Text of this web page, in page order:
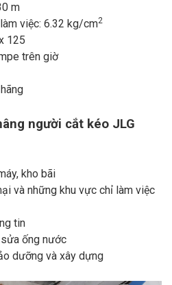
m
việc: 6.32 kg/cm2
125
trên giờ
người cắt kéo JLG
kho bãi
và những khu vực chỉ làm việc
tin
ống nước
dưỡng và xây dựng